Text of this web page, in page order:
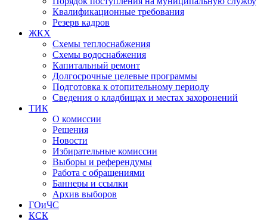
Квалификационные требования
Резерв кадров
ЖКХ
Схемы теплоснабжения
Схемы водоснабжения
Капитальный ремонт
Долгосрочные целевые программы
Подготовка к отопительному периоду
Сведения о кладбищах и местах захоронений
ТИК
О комиссии
Решения
Новости
Избирательные комиссии
Выборы и референдумы
Работа с обращениями
Баннеры и ссылки
Архив выборов
ГОиЧС
КСК